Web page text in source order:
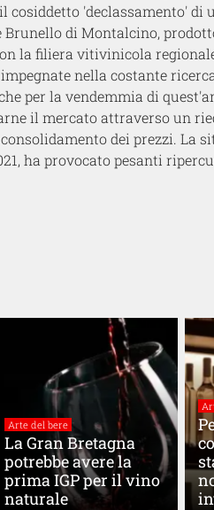
cosiddetto 'declassamento' di
di Montalcino,
la filiera vitivinicola
nella costante
per la vendemmia di
il mercato attraverso un
dei prezzi. La
ha provocato pesanti
Arte del bere
La Gran Bretagna
potrebbe avere la
prima IGP per il vino
naturale